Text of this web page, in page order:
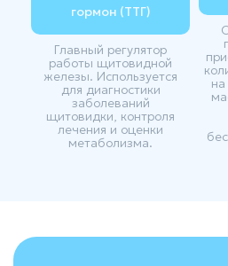
гормон (ТТГ)
Главный регулятор
работы щитовидной
железы. Используется
для диагностики
заболеваний
щитовидки, контроля
лечения и оценки
метаболизма.